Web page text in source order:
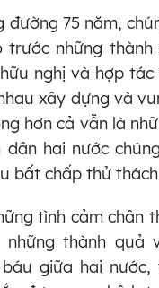
đường 75 năm,
trước những
nghị và hợp
xây dựng và
hơn cả vẫn là
dân hai nước
bất chấp thử
tình cảm chân
thành quả
giữa hai